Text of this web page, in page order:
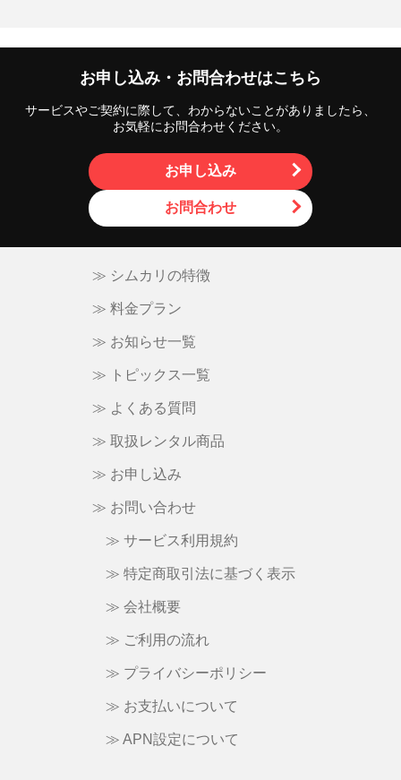
お申し込み・お問合わせはこちら
サービスやご契約に際して、わからないことがありましたら、
お気軽にお問合わせください。
お申し込み
お問合わせ
≫ シムカリの特徴
≫ 料金プラン
≫ お知らせ一覧
≫ トピックス一覧
≫ よくある質問
≫ 取扱レンタル商品
≫ お申し込み
≫ お問い合わせ
≫ サービス利用規約
≫ 特定商取引法に基づく表示
≫ 会社概要
≫ ご利用の流れ
≫ プライバシーポリシー
≫ お支払いについて
≫ APN設定について